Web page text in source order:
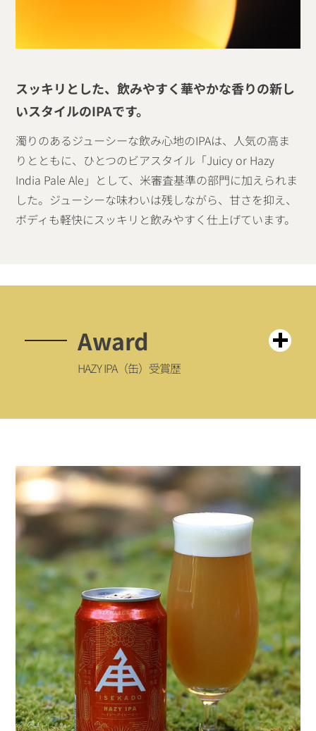
スッキリとした、飲みやすく華やかな香りの新し
いスタイルのIPAです。
濁りのあるジューシーな飲み心地のIPAは、人気の高ま
りとともに、ひとつのビアスタイル「Juicy or Hazy
India Pale Ale」として、米審査基準の部門に加えられま
した。ジューシーな味わいは残しながら、甘さを抑え、
ボディも軽快にスッキリと飲みやすく仕上げています。
Award
HAZY IPA（缶）受賞歴